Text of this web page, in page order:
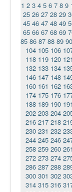
1 2 3 4 5 6 7 8 9
25 26 27 28 29
45 46 47 48 49
65 66 67 68 69
85 86 87 88 89 90
104 105 106
118 119 120 121
132 133 134
146 147 148
160 161 162
174 175 176
188 189 190 191
202 203 204
216 217 218
230 231 232
244 245 246
258 259 260 261
272 273 274
286 287 288
300 301 302
314 315 316